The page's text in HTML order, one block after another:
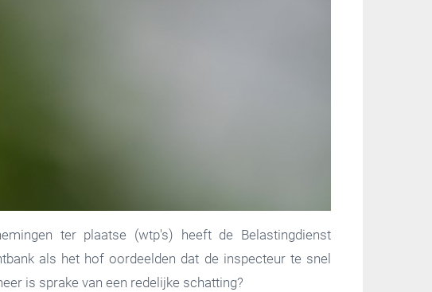
ter plaatse (wtp's) heeft de Belastingdienst
als het hof oordeelden dat de inspecteur te snel
is sprake van een redelijke schatting?